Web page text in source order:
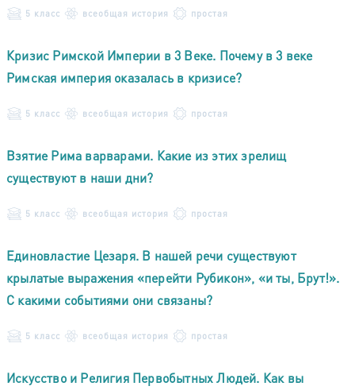
5 класс всеобщая история простая
Кризис Римской Империи в 3 Веке. Почему в 3 веке
Римская империя оказалась в кризисе?
5 класс всеобщая история простая
Взятие Рима варварами. Какие из этих зрелищ
существуют в наши дни?
5 класс всеобщая история простая
Единовластие Цезаря. В нашей речи существуют
крылатые выражения «перейти Рубикон», «и ты, Брут!».
С какими событиями они связаны?
5 класс всеобщая история простая
Искусство и Религия Первобытных Людей. Как вы